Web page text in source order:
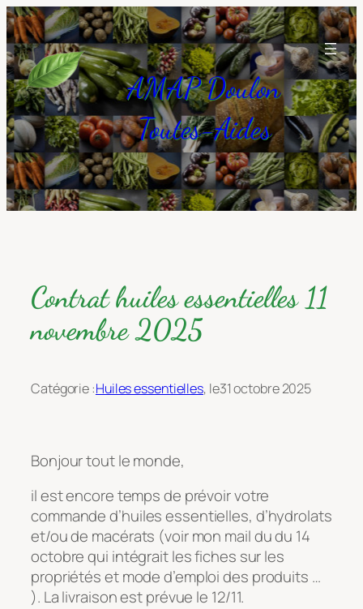
Aller
au
contenu
AMAP Doulon
Toutes-Aides
Contrat huiles essentielles 11
novembre 2025
Catégorie :Huiles essentielles, le31 octobre 2025
Bonjour tout le monde,
il est encore temps de prévoir votre
commande d’huiles essentielles, d’hydrolats
et/ou de macérats (voir mon mail du du 14
octobre qui intégrait les fiches sur les
propriétés et mode d’emploi des produits …
). La livraison est prévue le 12/11.